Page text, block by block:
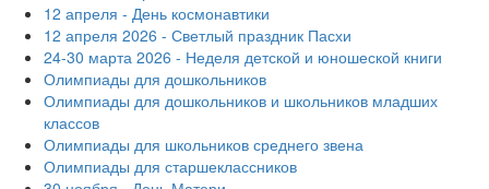
12 апреля - День космонавтики
12 апреля 2026 - Светлый праздник Пасхи
24-30 марта 2026 - Неделя детской и юношеской книги
Олимпиады для дошкольников
Олимпиады для дошкольников и школьников младших
классов
Олимпиады для школьников среднего звена
Олимпиады для старшеклассников